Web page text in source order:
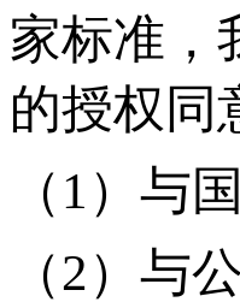
家标准，
的授权同
（1）与
（2）与